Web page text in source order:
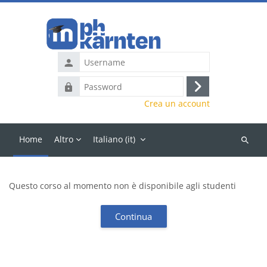
Username
Password
Login
Crea un account
Home Altro Italiano ‎(it)‎
Cerca
Questo corso al momento non è disponibile agli studenti
Continua